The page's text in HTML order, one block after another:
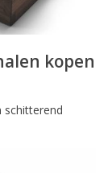
kopen
schitterend